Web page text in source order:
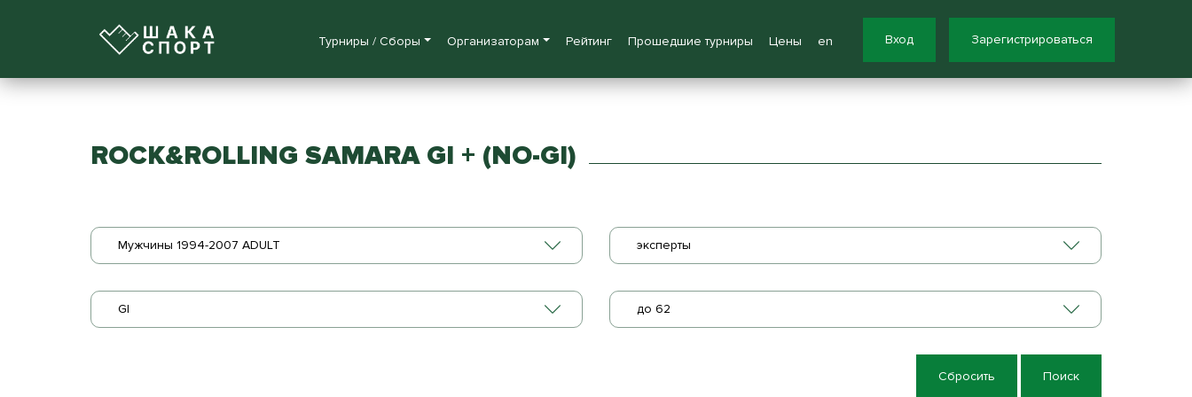
Турниры / Сборы Организаторам Рейтинг Прошедшие турниры Цены en Вход Зарегистрироваться
ROCK&ROLLING SAMARA GI + (NO-GI)
Мужчины 1994-2007 ADULT эксперты
GI до 62
Сбросить Поиск